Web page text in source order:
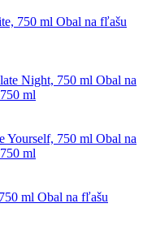
Obal na fľašu
Obal na
ml
Obal na
ml
Obal na fľašu